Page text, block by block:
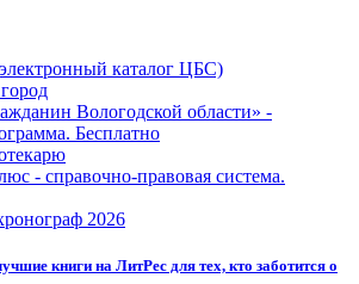
каталог ЦБС)
Вологодской области» -
Бесплатно
- справочно-правовая система.
2026
книги на ЛитРес для тех, кто заботится о